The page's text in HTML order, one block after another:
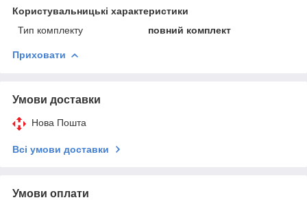
Користувальницькі характеристики
Тип комплекту
повний комплект
Приховати
Умови доставки
Нова Пошта
Всі умови доставки
Умови оплати